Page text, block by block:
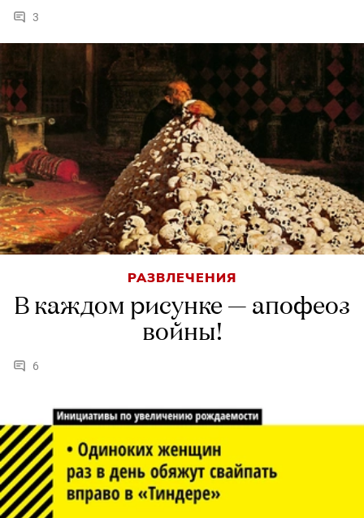
3
РАЗВЛЕЧЕНИЯ
В каждом рисунке — апофеоз
войны!
6